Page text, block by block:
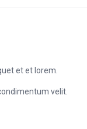
et et lorem.
velit.